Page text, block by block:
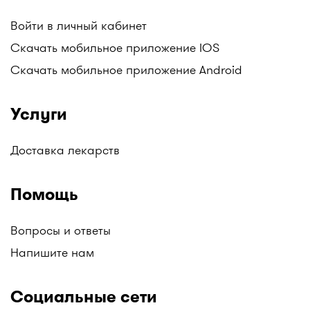
найти: Аптеки Gold medicine, Социальные аптеки
Mega Pharm, Аптеки "Алмасат", Аптеки "Salamat",
АНЦ (Аптеки Низких Цен), Гиппократ, и другие.
Следите за обновлениями!
одном месте только на I-teka.kz!
Войти в личный кабинет
Скачать мобильное приложение IOS
Скачать мобильное приложение Android
Услуги
Доставка лекарств
Помощь
Вопросы и ответы
Напишите нам
Социальные сети